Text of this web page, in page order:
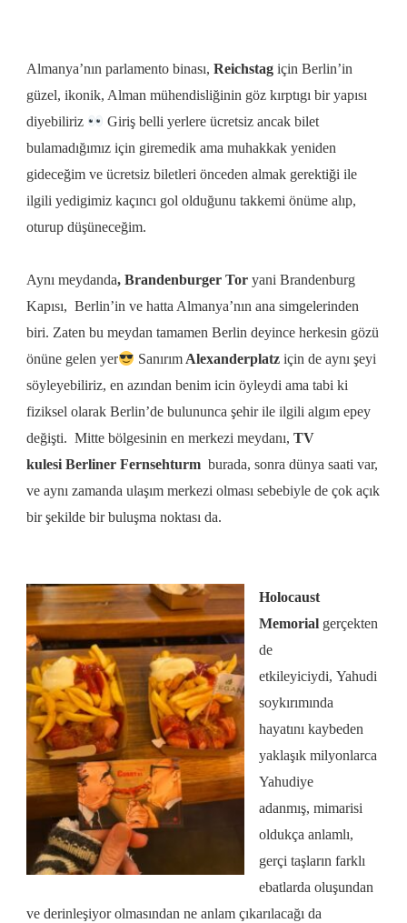
Almanya’nın parlamento binası, Reichstag için Berlin’in
güzel, ikonik, Alman mühendisliğinin göz kırptıgı bir yapısı
diyebiliriz
Giriş belli yerlere ücretsiz ancak bilet
bulamadığımız için giremedik ama muhakkak yeniden
gideceğim ve ücretsiz biletleri önceden almak gerektiği ile
ilgili yedigimiz kaçıncı gol olduğunu takkemi önüme alıp,
oturup düşüneceğim.
Aynı meydanda, Brandenburger Tor yani Brandenburg
Kapısı, Berlin’in ve hatta Almanya’nın ana simgelerinden
biri. Zaten bu meydan tamamen Berlin deyince herkesin gözü
önüne gelen yer
Sanırım Alexanderplatziçin de aynı şeyi
söyleyebiliriz, en azından benim icin öyleydi ama tabi ki
fiziksel olarak Berlin’de bulununca şehir ile ilgili algım epey
değişti. Mitte bölgesinin en merkezi meydanı, TV
kulesi Berliner Fernsehturm burada, sonra dünya saati var,
ve aynı zamanda ulaşım merkezi olması sebebiyle de çok açık
bir şekilde bir buluşma noktası da.
Holocaust
Memorialgerçekten
de
etkileyiciydi, Yahudi
soykırımında
hayatını kaybeden
yaklaşık milyonlarca
Yahudiye
adanmış, mimarisi
oldukça anlamlı,
gerçi taşların farklı
ebatlarda oluşundan
ve derinleşiyor olmasından ne anlam çıkarılacağı da